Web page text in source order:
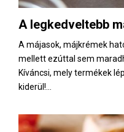
A legkedveltebb
A májasok, májkrémek
mellett ezúttal sem
Kíváncsi, mely termékek
kiderül!...